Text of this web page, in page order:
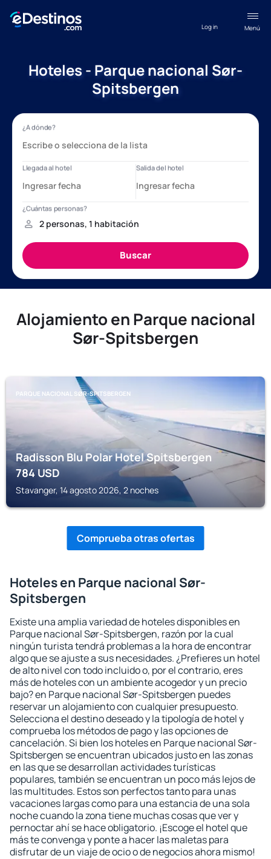
Menú
Log in
Hoteles - Parque nacional Sør-
Spitsbergen
Alojamiento en Parque nacional
Sør-Spitsbergen
PARQUE NACIONAL SØR-SPITSBERGEN
Radisson Blu Polar Hotel Spitsbergen
784USD
Stavanger, 14 agosto 2026, 2 noches
Comprueba otras ofertas
Hoteles en Parque nacional Sør-
Spitsbergen
Existe una amplia variedad de hoteles disponibles en
Parque nacional Sør-Spitsbergen, razón por la cual
ningún turista tendrá problemas a la hora de encontrar
algo que se ajuste a sus necesidades. ¿Prefieres un hotel
de alto nivel con todo incluido o, por el contrario, eres
más de hoteles con un ambiente acogedor y un precio
bajo? en Parque nacional Sør-Spitsbergen puedes
reservar un alojamiento con cualquier presupuesto.
Selecciona el destino deseado y la tipología de hotel y
comprueba los métodos de pago y las opciones de
cancelación. Si bien los hoteles en Parque nacional Sør-
Spitsbergen se encuentran ubicados justo en las zonas
en las que se desarrollan actividades turísticas
populares, también se encuentran un poco más lejos de
las multitudes. Estos son perfectos tanto para unas
vacaciones largas como para una estancia de una sola
noche cuando la zona tiene muchas cosas que ver y
pernoctar ahí se hace obligatorio. ¡Escoge el hotel que
más te convenga y ponte a hacer las maletas para
disfrutar de un viaje de ocio o de negocios ahora mismo!